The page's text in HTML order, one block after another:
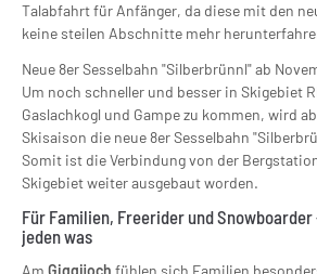
Talabfahrt für Anfänger, da diese mit den
keine steilen Abschnitte mehr
Neue 8er Sesselbahn "Silberbrünnl" ab
Um noch schneller und besser in Skigebiet
Gaslachkogl und Gampe zu kommen, wird
Skisaison die neue 8er Sesselbahn
Somit ist die Verbindung von der
Skigebiet weiter ausgebaut worden.
Für Familien, Freerider und Snowboarder
jeden was
Am Giggijoch fühlen sich Familien